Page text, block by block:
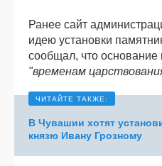
Ранее сайт
идею установки
сообщал, что основание
"временам
В Чувашии хотят
князю Ивану Грозному